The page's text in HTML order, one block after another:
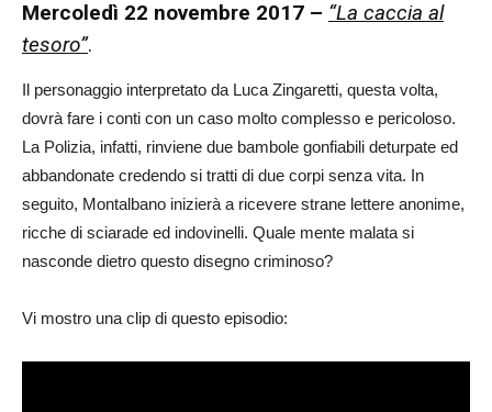
Mercoledì 22 novembre 2017 – “La caccia al
tesoro”.
Il personaggio interpretato da Luca Zingaretti, questa volta,
dovrà fare i conti con un caso molto complesso e pericoloso.
La Polizia, infatti, rinviene due bambole gonfiabili deturpate ed
abbandonate credendo si tratti di due corpi senza vita. In
seguito, Montalbano inizierà a ricevere strane lettere anonime,
ricche di sciarade ed indovinelli. Quale mente malata si
nasconde dietro questo disegno criminoso?
Vi mostro una clip di questo episodio: